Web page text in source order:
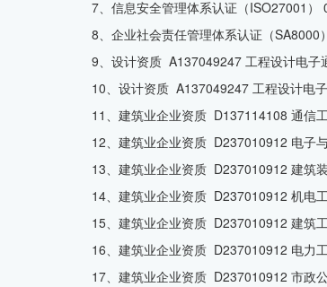
7、信息安全管理体系认证（ISO27001
8、企业社会责任管理体系认证（
9、设计资质 A137049247 工程设计电
10、设计资质 A137049247 工程设计电
11、建筑业企业资质 D137114108 通信
12、建筑业企业资质 D237010912 电子
13、建筑业企业资质 D237010912 建筑
14、建筑业企业资质 D237010912 机电
15、建筑业企业资质 D237010912 建筑
16、建筑业企业资质 D237010912 电力
17、建筑业企业资质 D237010912 市政